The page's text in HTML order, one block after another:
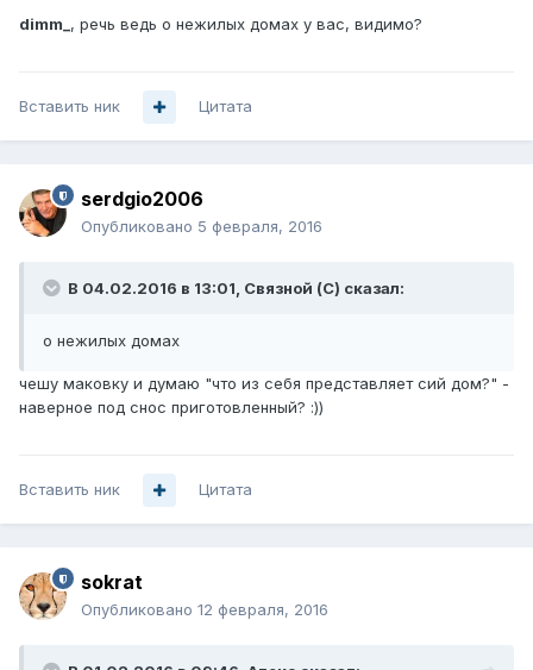
dimm_, речь ведь о нежилых домах у вас, видимо?
Вставить ник Цитата
serdgio2006
Опубликовано 5 февраля, 2016
В 04.02.2016 в 13:01, Связной (С) сказал:
о нежилых домах
чешу маковку и думаю "что из себя представляет сий дом?" -
наверное под снос приготовленный? :))
Вставить ник Цитата
sokrat
Опубликовано 12 февраля, 2016